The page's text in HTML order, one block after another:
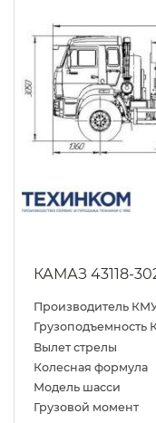
КАМАЗ 43118-
Производитель
Грузоподъемность
Вылет стрелы
Колесная формула
Модель шасси
Грузовой момент